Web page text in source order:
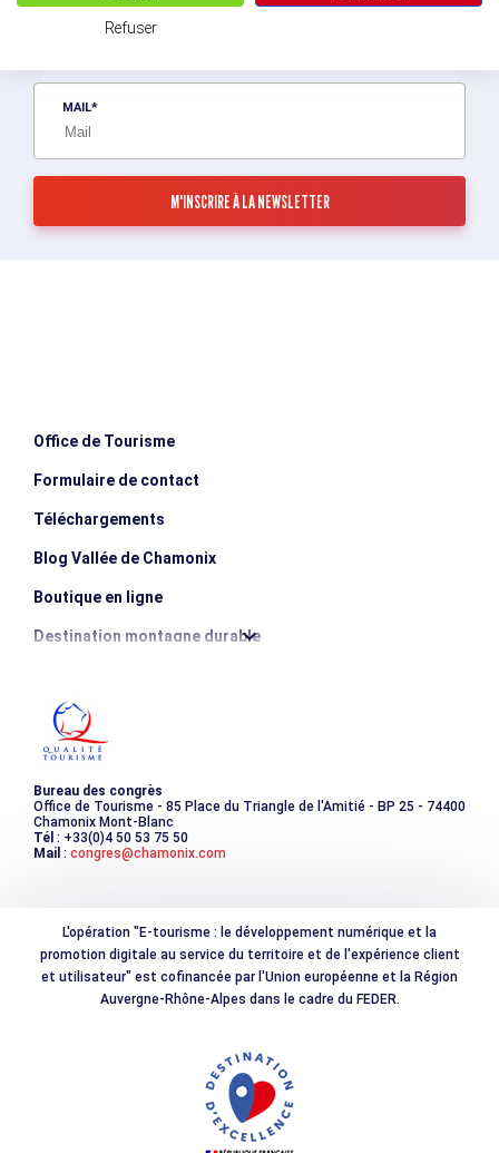
Soyez le premier informé ! Découvrez les nouveautés de la vallée en
exlusivité en vous abonnant à la newsletter de la destination Vallée
MAIL
Office de Tourisme
Formulaire de contact
Téléchargements
Blog Vallée de Chamonix
Boutique en ligne
Destination montagne durable
Photothèque
Bureau des congrès
Office de Tourisme - 85 Place du Triangle de l'Amitié - BP 25 - 74400
Chamonix Mont-Blanc
Tél : +33(0)4 50 53 75 50
Mail : congres@chamonix.com
L'opération "E-tourisme : le développement numérique et la
promotion digitale au service du territoire et de l'expérience client
et utilisateur" est cofinancée par l'Union européenne et la Région
Auvergne-Rhône-Alpes dans le cadre du FEDER.
Refuser